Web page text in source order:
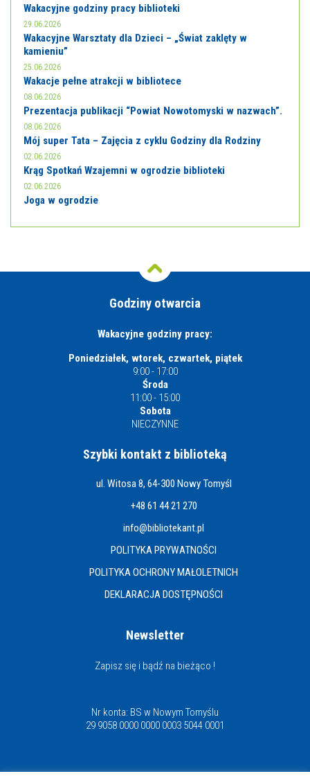
Wakacyjne godziny pracy biblioteki
29.06.2026
Wakacyjne Warsztaty dla Dzieci – „Świat zaklęty w
kamieniu”
25.06.2026
Wakacje pełne atrakcji w bibliotece
08.06.2026
Prezentacja publikacji “Powiat Nowotomyski w nazwach”.
08.06.2026
Mój super Tata – Zajęcia z cyklu Godziny dla Rodziny
02.06.2026
Krąg Spotkań Wzajemni w ogrodzie biblioteki
02.06.2026
Joga w ogrodzie
Godziny otwarcia
Wakacyjne godziny pracy:
Poniedziałek, wtorek, czwartek, piątek
9:00 - 17:00
Środa
11:00 - 15:00
Sobota
NIECZYNNE
Szybki kontakt z biblioteką
ul. Witosa 8, 64-300 Nowy Tomyśl
+48 61 44 21 270
info@bibliotekant.pl
POLITYKA PRYWATNOŚCI
POLITYKA OCHRONY MAŁOLETNICH
DEKLARACJA DOSTĘPNOŚCI
Newsletter
Zapisz się i bądź na bieżąco !
Nr konta: BS w Nowym Tomyślu
29 9058 0000 0000 0003 5044 0001